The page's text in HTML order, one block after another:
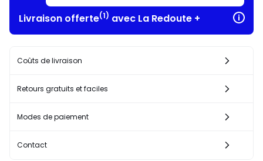
Livraison offerte(1) avec La Redoute +
Coûts de livraison
Retours gratuits et faciles
Modes de paiement
Contact